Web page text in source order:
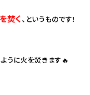
焚く、というものです！
うに火を焚きます🔥